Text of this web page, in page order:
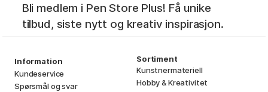
Bli medlem i Pen Store Plus! Få unike
tilbud, siste nytt og kreativ inspirasjon.
Information
Kundeservice
Spørsmål og svar
Sortiment
Kunstnermateriell
Hobby & Kreativitet